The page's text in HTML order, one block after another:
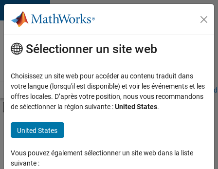
Passer au contenu
Votre
carrière
chez
Accueil Explorer nos opportunités Adresses de nos bureaux
Activer/désactiver l'affichage du menu
Contenu principal
FILTRER PAR
Programme destiné aux nouvelles carrières (EDG)
Applications et outils commerciaux
Développement de produits
Sélectionner un site web
Choisissez un site web pour accéder au contenu traduit dans
votre langue (lorsqu'il est disponible) et voir les événements et les
offres locales. D’après votre position, nous vous recommandons
de sélectionner la région suivante :United States.
United States
Vous pouvez également sélectionner un site web dans la liste
suivante :